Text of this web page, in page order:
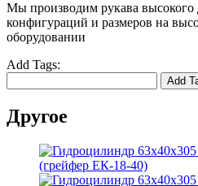
Мы производим рукава
конфигураций и размеров на
оборудовании
Add Tags:
Add
Другое